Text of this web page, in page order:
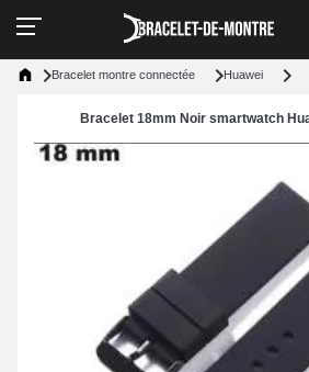
Bracelet montre connectée Huawei
Bracelet 18mm Noir smartwatch